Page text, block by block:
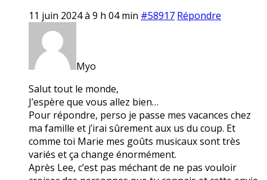
11 juin 2024 à 9 h 04 min #58917 Répondre
Myo
Salut tout le monde,
J’espère que vous allez bien…
Pour répondre, perso je passe mes vacances chez
ma famille et j’irai sûrement aux us du coup. Et
comme toi Marie mes goûts musicaux sont très
variés et ça change énormément.
Après Lee, c’est pas méchant de ne pas vouloir